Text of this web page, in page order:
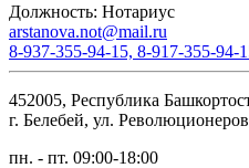
Должность: Нотариус
arstanova.not@mail.ru
8-937-355-94-15, 8-917-355-94-
452005, Республика
г. Белебей, ул.
пн. - пт. 09:00-18:00